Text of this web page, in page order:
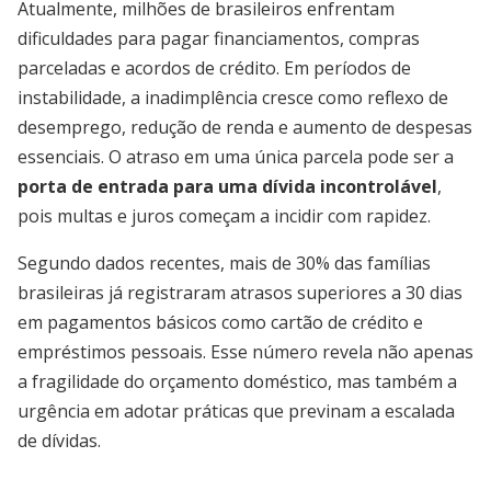
Atualmente, milhões de brasileiros enfrentam
dificuldades para pagar financiamentos, compras
parceladas e acordos de crédito. Em períodos de
instabilidade, a inadimplência cresce como reflexo de
desemprego, redução de renda e aumento de despesas
essenciais. O atraso em uma única parcela pode ser a
porta de entrada para uma dívida incontrolável,
pois multas e juros começam a incidir com rapidez.
Segundo dados recentes, mais de 30% das famílias
brasileiras já registraram atrasos superiores a 30 dias
em pagamentos básicos como cartão de crédito e
empréstimos pessoais. Esse número revela não apenas
a fragilidade do orçamento doméstico, mas também a
urgência em adotar práticas que previnam a escalada
de dívidas.